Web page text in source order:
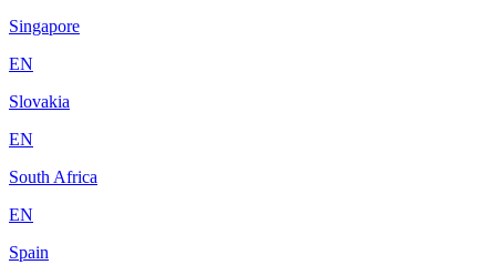
Singapore
EN
Slovakia
EN
South Africa
EN
Spain